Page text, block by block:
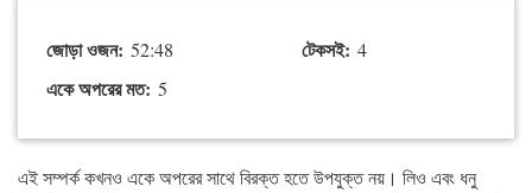
জোড়া ওজন: 52:48
একে অপরের মত: 5
টেকসই: 4
এই সম্পর্ক কখনও একে অপরের সাথে বিরক্ত হতে উপযুক্ত নয়। লিও এবং ধনু